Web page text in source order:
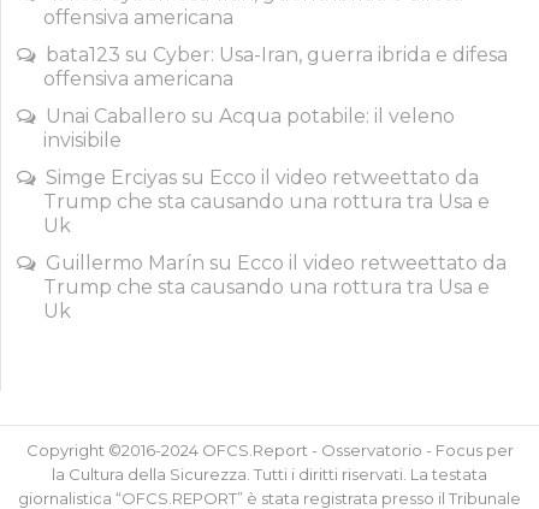
offensiva americana
bata123 su Cyber: Usa-Iran, guerra ibrida e difesa
offensiva americana
Unai Caballero su Acqua potabile: il veleno
invisibile
Simge Erciyas su Ecco il video retweettato da
Trump che sta causando una rottura tra Usa e
Uk
Guillermo Marín su Ecco il video retweettato da
Trump che sta causando una rottura tra Usa e
Uk
Copyright ©2016-2024 OFCS.Report - Osservatorio - Focus per
la Cultura della Sicurezza. Tutti i diritti riservati. La testata
giornalistica “OFCS.REPORT” è stata registrata presso il Tribunale